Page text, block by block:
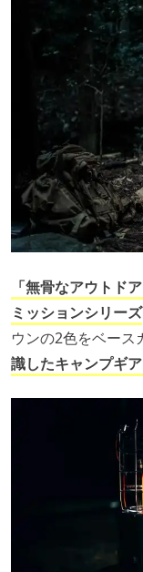
「無骨なアウトド
ミッションシリーズ
ウンの2色をベース
識したキャンプギ